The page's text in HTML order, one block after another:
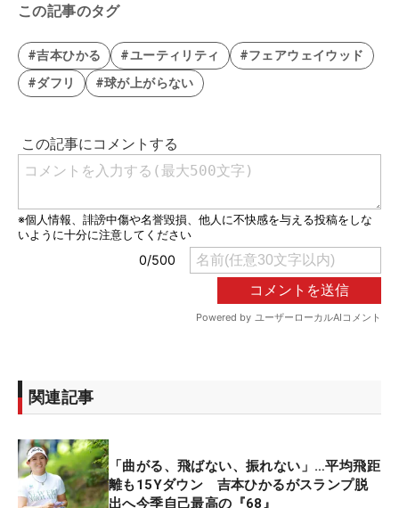
この記事のタグ
#吉本ひかる #ユーティリティ
#フェアウェイウッド
#ダフリ
#球が上がらない
関連記事
「曲がる、飛ばない、振れない」…平均飛距
離も15Yダウン 吉本ひかるがスランプ脱
出へ今季自己最高の『68』